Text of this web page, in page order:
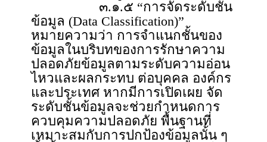
๓.๑.๕ “การจัดระดับชั้น
ข้อมูล (Data Classification)”
หมายความว่า การจำแนกชั้นของ
ข้อมูลในบริบทของการรักษาความ
ปลอดภัยข้อมูลตามระดับความอ่อน
ไหวและผลกระทบ ต่อบุคคล องค์กร
และประเทศ หากมีการเปิดเผย จัด
ระดับชั้นข้อมูลจะช่วยกำหนดการ
ควบคุมความปลอดภัย พื้นฐานที่
เหมาะสมกับการปกป้องข้อมูลนั้น ๆ